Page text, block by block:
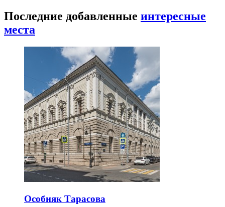
Последние добавленные интересные
места
Особняк Тарасова